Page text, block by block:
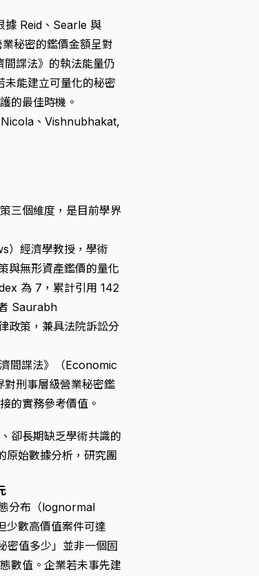
據 Reid、Searle 與
秘密的鑑價金額呈對
諜法》的執法能量仍
能建立可量化的秘密
的最佳時機。
、Vishnubhakat,
三個維度，是目前學界
）經濟學教授，學術
與無形資產鑑價的量化
為 7，累計引用 142
Saurabh
政策，兼具法院訴訟分
間諜法》（Economic
刑事層級營業秘密鑑
的實務參考價值。
卻長期缺乏學術共識的
原始數據分析，研究團
分布（lognormal
少數高價值案件可達
密值多少」並非一個固
數值。企業若未事先建